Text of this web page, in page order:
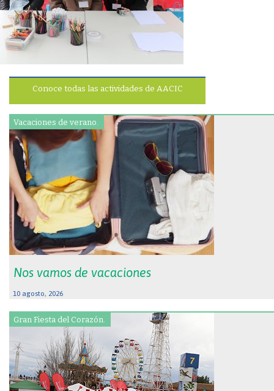
Conoce todas las actividades de AACIC
Vacaciones de verano.
Nos vamos de vacaciones
10 agosto, 2026
Gran Fiesta del Corazón.